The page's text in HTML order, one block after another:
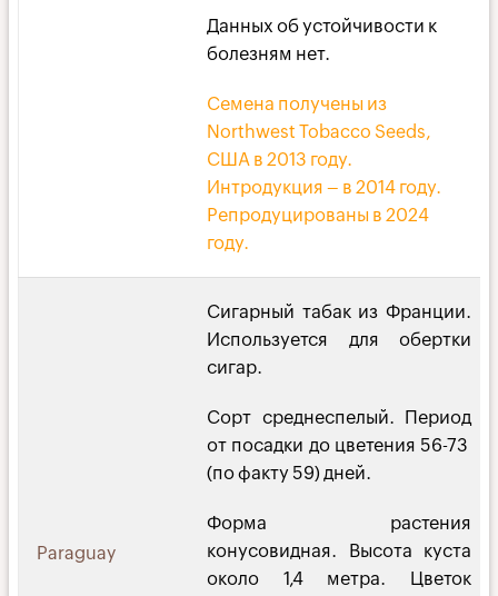
Данных об устойчивости к
болезням нет.
Семена получены из
Northwest Tobacco Seeds,
США в 2013 году.
Интродукция – в 2014 году.
Репродуцированы в 2024
году.
Paraguay
Сигарный табак из Франции.
Используется для обертки
сигар.
Сорт среднеспелый. Период
от посадки до цветения 56-73
(по факту 59) дней.
Форма растения
конусовидная. Высота куста
около 1,4 метра. Цветок